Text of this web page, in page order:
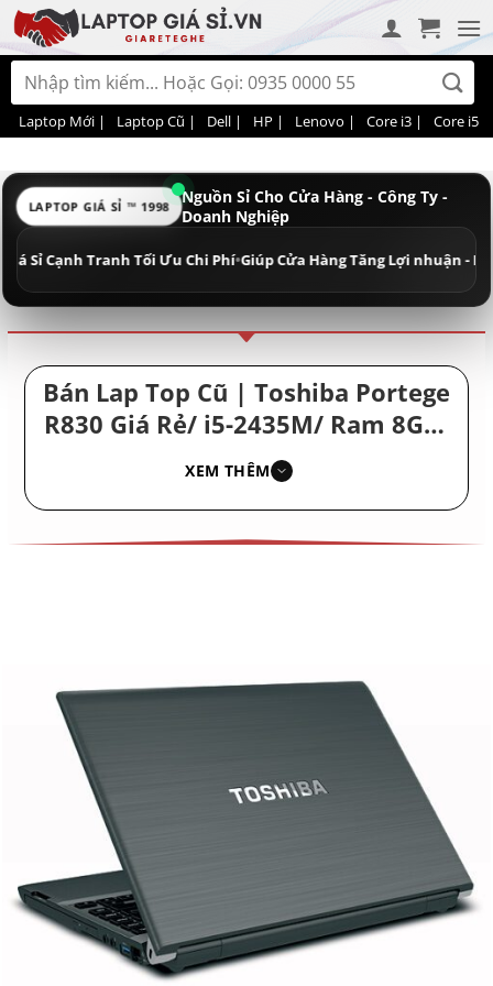
Bỏ
qua
nội
dung
Tìm
kiếm:
Laptop Mới | Laptop Cũ | Dell | HP | Lenovo | Core i3 | Core i5 |
Điều hướng Phân loại
LAPTOP GIÁ SỈ ™ 1998
Nguồn Sỉ Cho Cửa Hàng - Công Ty -
Doanh Nghiệp
Tranh Tối Ưu Chi Phí• Giúp Cửa Hàng Tăng Lợi nhuận - Doanh
Bán Lap Top Cũ | Toshiba Portege
R830 Giá Rẻ/ i5-2435M/ Ram 8GB/
SSD 256GB/ Laptop Doanh Nhân
Pin Trâu/ Toshiba i5 Giá Rẻ Văn
Phòng
XEM THÊM